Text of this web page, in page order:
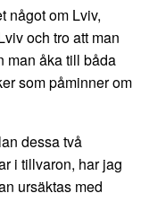
något om Lviv,
och tro att man
man åka till båda
som påminner om
dessa två
i tillvaron, har jag
ursäktas med